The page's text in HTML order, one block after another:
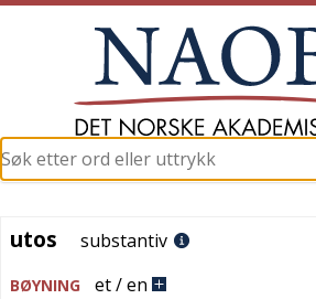
utos
utos substantiv
BØYNING et / en